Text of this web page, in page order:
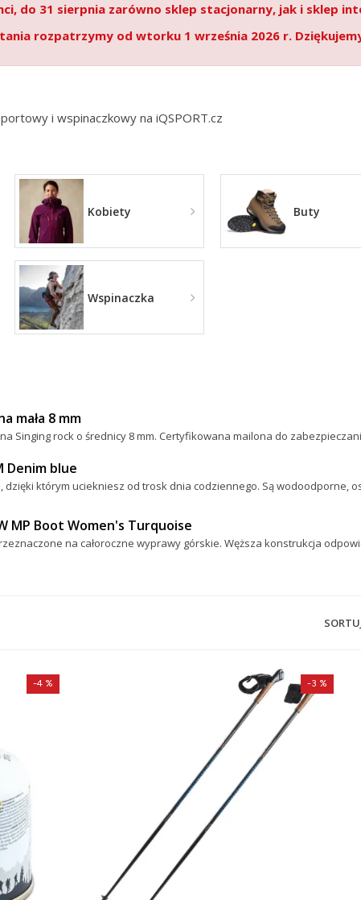
do 31 sierpnia zarówno sklep stacjonarny, jak i sklep
rozpatrzymy od wtorku 1 września 2026 r. Dziękujemy
i wspinaczkowy na iQSPORT.cz
Kobiety Buty
Wspinaczka
mała 8 mm
Singing rock o średnicy 8 mm. Certyfikowana mailona do
Denim blue
dzięki którym uciekniesz od trosk dnia codziennego. Są wodoodporne,
MP Boot Women's Turquoise
na całoroczne wyprawy górskie. Węższa konstrukcja
-4 % -3 %